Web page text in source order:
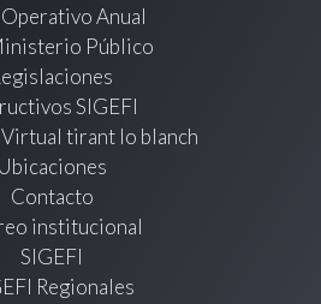
Anual
Público
SIGEFI
tirant lo blanch
Ubicaciones
Contacto
institucional
SIGEFI
Regionales